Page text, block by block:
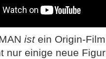
istein Origin-
nur einige neue